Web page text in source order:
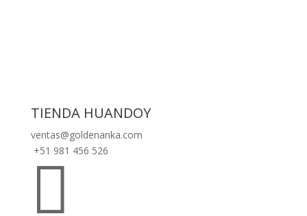
TIENDA HUANDOY
ventas@goldenanka.com
+51 981 456 526
